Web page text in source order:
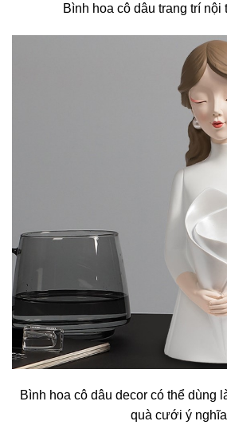
Bình hoa cô dâu trang trí nội
Bình hoa cô dâu decor có thể dùng
quà cưới ý nghĩa